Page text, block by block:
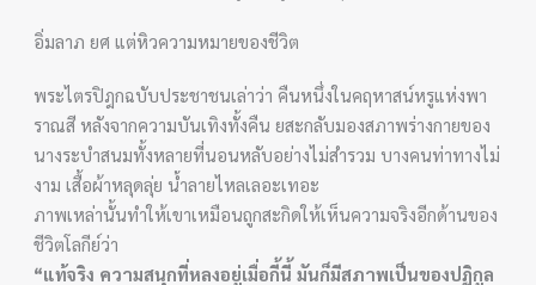
อิ่มลาภ ยศ แต่หิวความหมายของชีวิต
พระไตรปิฎกฉบับประชาชนเล่าว่า คืนหนึ่งในคฤหาสน์หรูแห่งพา
ราณสี หลังจากความบันเทิงทั้งคืน ยสะกลับมองสภาพร่างกายของ
นางระบำสนมทั้งหลายที่นอนหลับอย่างไม่สำรวม บางคนท่าทางไม่
งาม เสื้อผ้าหลุดลุ่ย น้ำลายไหลเลอะเทอะ
ภาพเหล่านั้นทำให้เขาเหมือนถูกสะกิดให้เห็นความจริงอีกด้านของ
ชีวิตโลกีย์ว่า
“แท้จริง ความสนุกที่หลงอยู่เมื่อกี้นี้ มันก็มีสภาพเป็นของปฏิกูล